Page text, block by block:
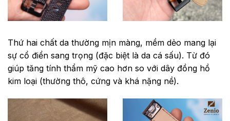
Thứ hai chất da thường mịn màng, mềm dẻo mang lại
sự cổ điển sang trọng (đặc biệt là da cá sấu). Từ đó
giúp tăng tính thẩm mỹ cao hơn so với dây đồng hồ
kim loại (thường thô, cứng và khá nặng nề).